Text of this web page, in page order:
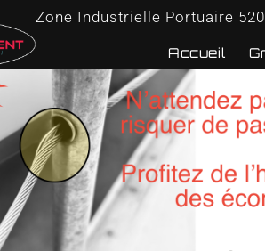
Zone Industrielle Portuaire
Accueil